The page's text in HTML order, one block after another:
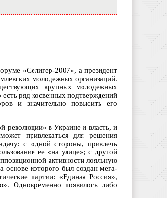
«Селигер-2007», а президент
молодежных организаций.
крупных молодежных
ряд косвенных подтверждений
и значительно повысить его
революции» в Украине и власть, и
привлекаться для решения
с одной стороны, привлечь
ее «на улице»; с другой
активности лояльную
которого был создан мега-
партии: «Единая Россия»,
Одновременно появилось либо